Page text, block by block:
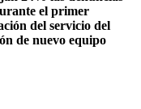
el primer
del servicio del
de nuevo equipo